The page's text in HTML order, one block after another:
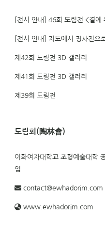
[전시 안내] 46회 도림전 <곁에
[전시 안내] 지도에서 청사진으
제42회 도림전 3D 갤러리
제41회 도림전 3D 갤러리
제39회 도림전
도림회(陶林會)
이화여자대학교 조형예술대학
임
contact@ewhadorim.com
www.ewhadorim.com